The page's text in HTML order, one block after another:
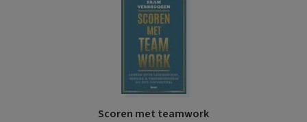
Scoren met teamwork